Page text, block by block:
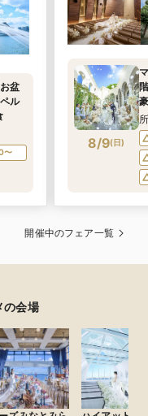
盆
ル
〜
8/9(日)
開催中のフェア一覧
の会場